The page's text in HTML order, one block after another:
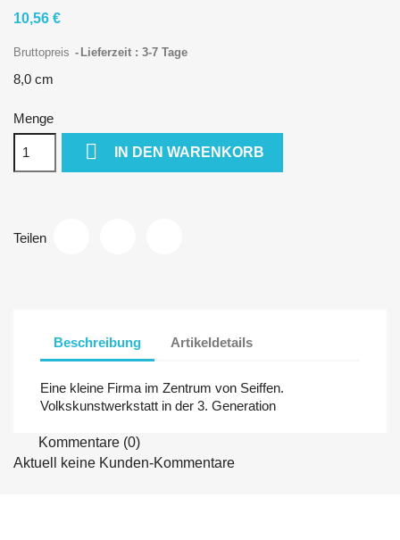
10,56 €
Bruttopreis Lieferzeit : 3-7 Tage
8,0 cm
Menge
 IN DEN WARENKORB
Teilen
Beschreibung Artikeldetails
Eine kleine Firma im Zentrum von Seiffen.
Volkskunstwerkstatt in der 3. Generation
Kommentare (0)
Aktuell keine Kunden-Kommentare